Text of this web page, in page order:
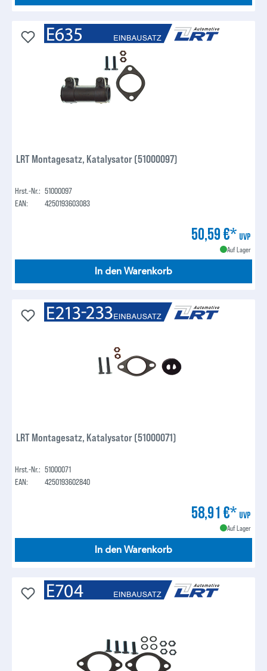
LRT Montagesatz, Katalysator (51000097)
Hrst.-Nr.: 51000097
EAN:
4250193603083
50,59 €* UVP
Auf Lager
In den Warenkorb
LRT Montagesatz, Katalysator (51000071)
Hrst.-Nr.: 51000071
EAN:
4250193602840
58,91 €* UVP
Auf Lager
In den Warenkorb